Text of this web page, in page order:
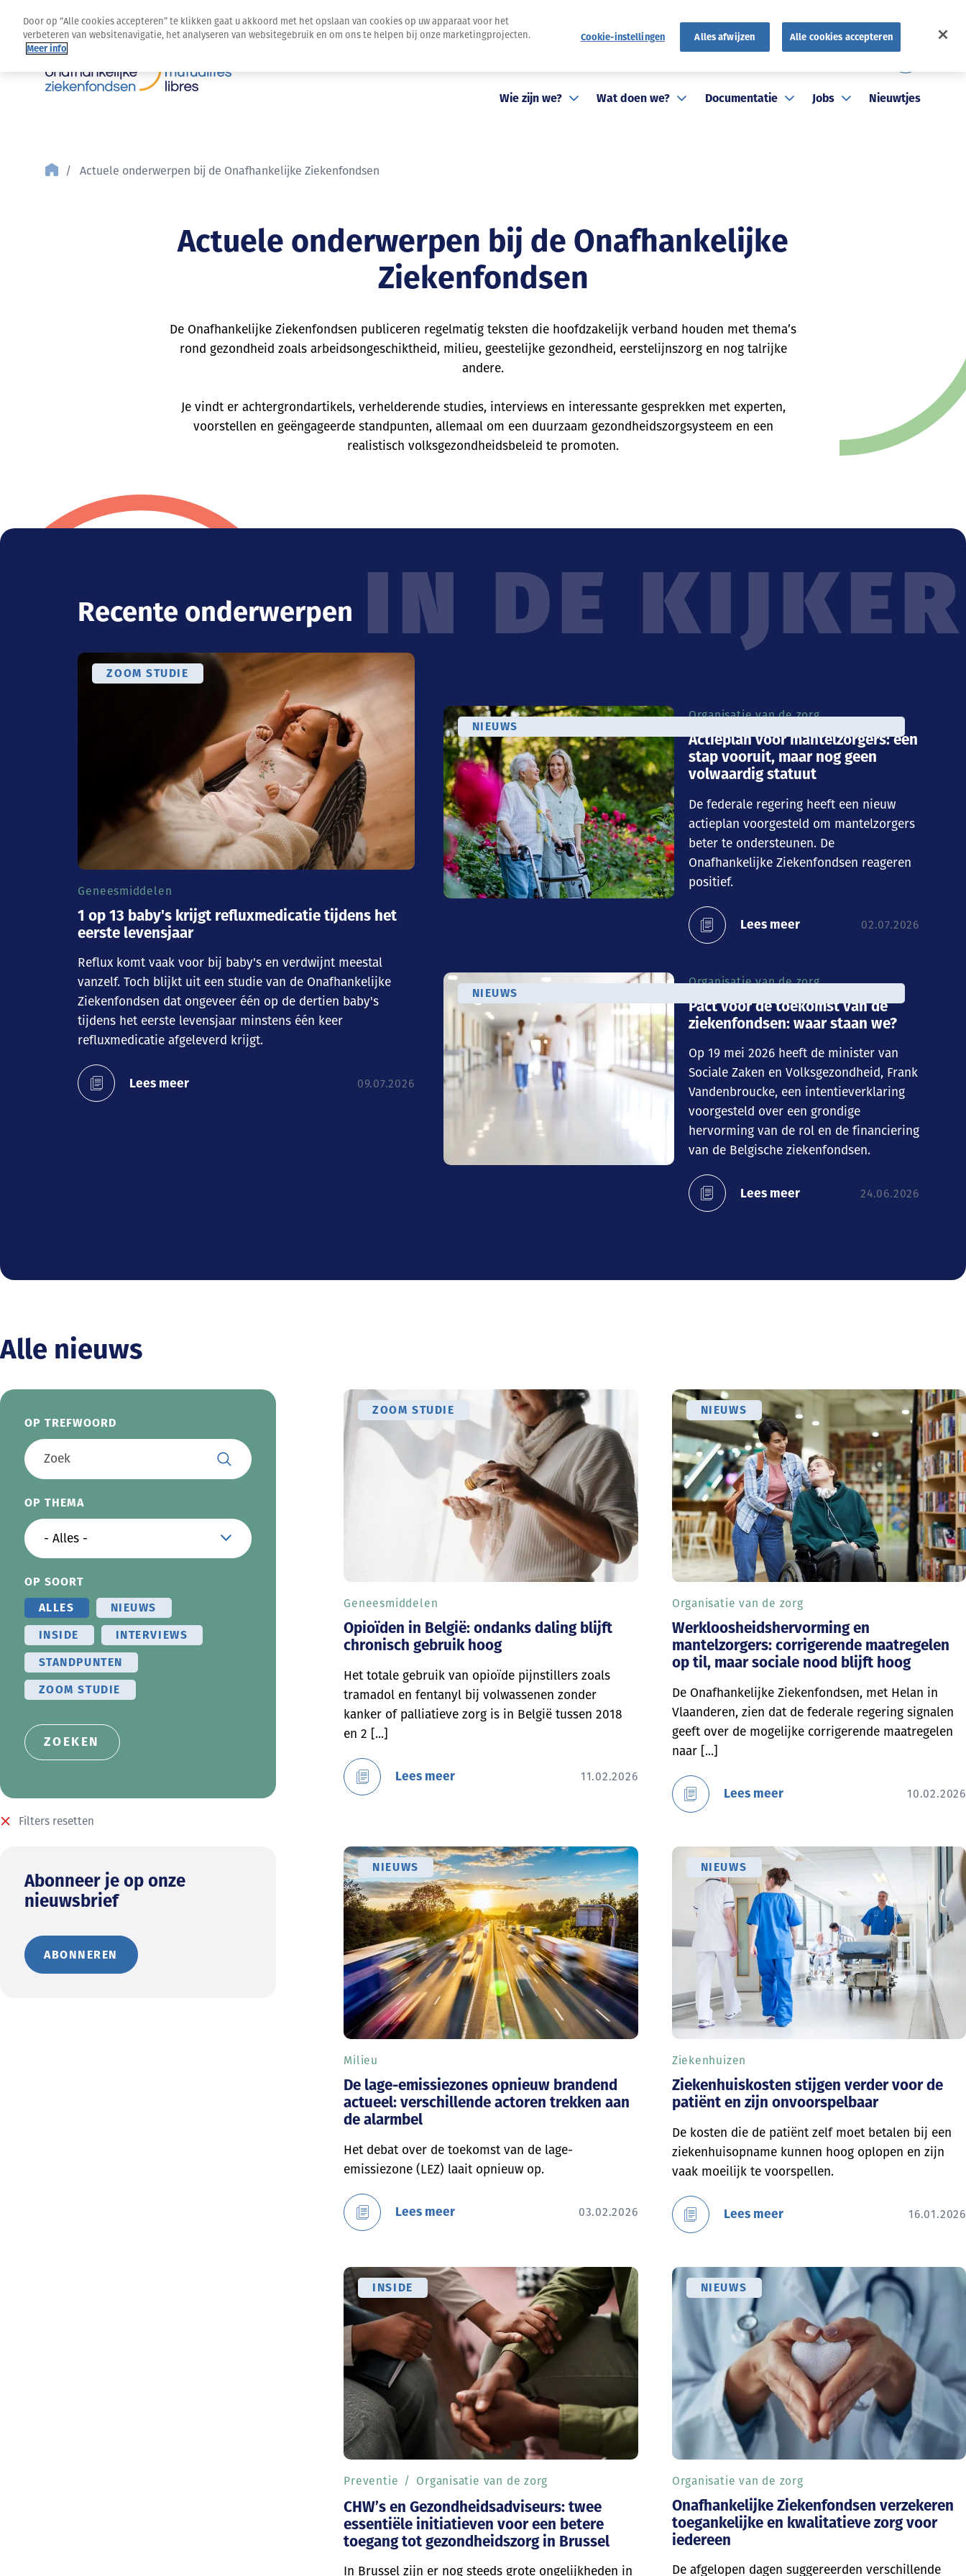
Wie zijn we? Wat doen we? Documentatie Jobs Nieuwtjes
Actuele onderwerpen bij de Onafhankelijke Ziekenfondsen
Actuele onderwerpen bij de Onafhankelijke
Ziekenfondsen
De Onafhankelijke Ziekenfondsen publiceren regelmatig teksten die hoofdzakelijk verband houden met thema’s
rond gezondheid zoals arbeidsongeschiktheid, milieu, geestelijke gezondheid, eerstelijnszorg en nog talrijke
andere.
Je vindt er achtergrondartikels, verhelderende studies, interviews en interessante gesprekken met experten,
voorstellen en geëngageerde standpunten, allemaal om een duurzaam gezondheidszorgsysteem en een
realistisch volksgezondheidsbeleid te promoten.
IN DE KIJKER
Recente onderwerpen
1 op 13 baby's krijgt refluxmedicatie tijdens het
eerste levensjaar
Reflux komt vaak voor bij baby's en verdwijnt meestal
vanzelf. Toch blijkt uit een studie van de Onafhankelijke
Ziekenfondsen dat ongeveer één op de dertien baby's
tijdens het eerste levensjaar minstens één keer
refluxmedicatie afgeleverd krijgt.
Geneesmiddelen
09.07.2026
Lees meer
ZOOM STUDIE
Actieplan voor mantelzorgers: een
stap vooruit, maar nog geen
volwaardig statuut
De federale regering heeft een nieuw
actieplan voorgesteld om mantelzorgers
beter te ondersteunen. De
Onafhankelijke Ziekenfondsen reageren
positief.
Organisatie van de zorg
02.07.2026
Lees meer
NIEUWS
Pact voor de toekomst van de
ziekenfondsen: waar staan we?
Op 19 mei 2026 heeft de minister van
Sociale Zaken en Volksgezondheid, Frank
Vandenbroucke, een intentieverklaring
voorgesteld over een grondige
hervorming van de rol en de financiering
van de Belgische ziekenfondsen.
Organisatie van de zorg
24.06.2026
Lees meer
NIEUWS
Alle nieuws
OP TREFWOORD
OP THEMA
OP SOORT
ALLES
NIEUWS
INSIDE
INTERVIEWS
STANDPUNTEN
ZOOM STUDIE
Filters resetten
Abonneer je op onze
nieuwsbrief
ABONNEREN
Opioïden in België: ondanks daling blijft
chronisch gebruik hoog
ZOOM STUDIE
Het totale gebruik van opioïde pijnstillers zoals
tramadol en fentanyl bij volwassenen zonder
kanker of palliatieve zorg is in België tussen 2018
en 2 [...]
Geneesmiddelen
11.02.2026
Lees meer
Werkloosheidshervorming en
mantelzorgers: corrigerende maatregelen
op til, maar sociale nood blijft hoog
NIEUWS
De Onafhankelijke Ziekenfondsen, met Helan in
Vlaanderen, zien dat de federale regering signalen
geeft over de mogelijke corrigerende maatregelen
naar [...]
Organisatie van de zorg
10.02.2026
Lees meer
De lage-emissiezones opnieuw brandend
actueel: verschillende actoren trekken aan
de alarmbel
NIEUWS
Het debat over de toekomst van de lage-
emissiezone (LEZ) laait opnieuw op.
Milieu
03.02.2026
Lees meer
Ziekenhuiskosten stijgen verder voor de
patiënt en zijn onvoorspelbaar
NIEUWS
De kosten die de patiënt zelf moet betalen bij een
ziekenhuisopname kunnen hoog oplopen en zijn
vaak moeilijk te voorspellen.
Ziekenhuizen
16.01.2026
Lees meer
CHW’s en Gezondheidsadviseurs: twee
essentiële initiatieven voor een betere
toegang tot gezondheidszorg in Brussel
INSIDE
In Brussel zijn er nog steeds grote ongelijkheden in
Preventie Organisatie van de zorg
Onafhankelijke Ziekenfondsen verzekeren
toegankelijke en kwalitatieve zorg voor
iedereen
NIEUWS
De afgelopen dagen suggereerden verschillende
Organisatie van de zorg
Door op “Alle cookies accepteren” te klikken gaat u akkoord met het opslaan van cookies op uw apparaat voor het
verbeteren van websitenavigatie, het analyseren van websitegebruik en om ons te helpen bij onze marketingprojecten.
Meer info
Cookie-instellingen Alles afwijzen Alle cookies accepteren